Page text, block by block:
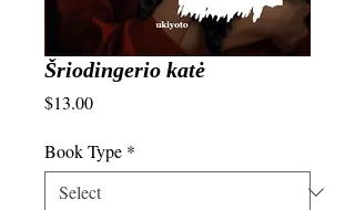
Šriodingerio katė
$13.00Price
Book Type *